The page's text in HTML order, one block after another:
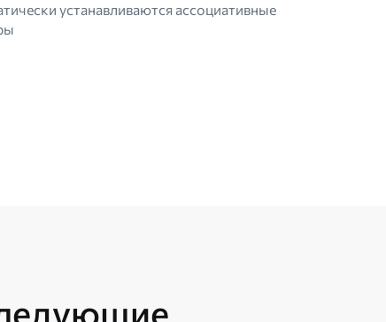
устанавливаются ассоциативные